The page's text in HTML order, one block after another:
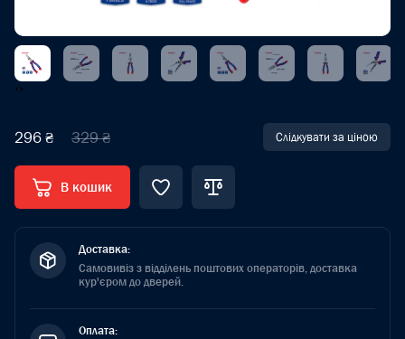
‹›
296 ₴ 329 ₴ Слідкувати за ціною
В кошик
Доставка:
Самовивіз з відділень поштових операторів, доставка
кур'єром до дверей.
Оплата: